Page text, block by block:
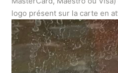
logo présent sur la carte en